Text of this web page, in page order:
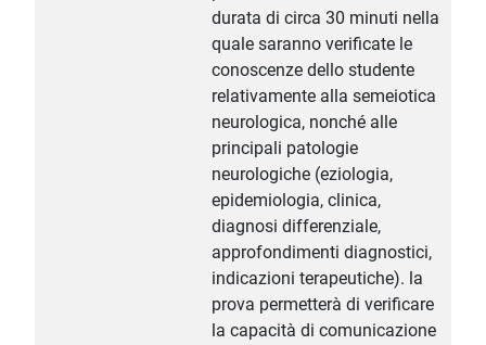
durata di circa 30 minuti nella
quale saranno verificate le
conoscenze dello studente
relativamente alla semeiotica
neurologica, nonché alle
principali patologie
neurologiche (eziologia,
epidemiologia, clinica,
diagnosi differenziale,
approfondimenti diagnostici,
indicazioni terapeutiche). la
prova permetterà di verificare
la capacità di comunicazione